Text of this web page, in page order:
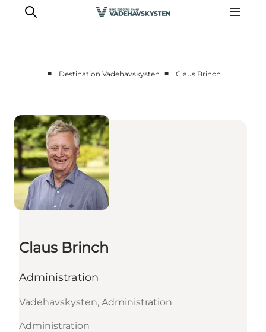
Presse
Partnere
■ Destination Vadehavskysten ■ Claus Brinch
Claus Brinch
Administration
Vadehavskysten, Administration
Administration